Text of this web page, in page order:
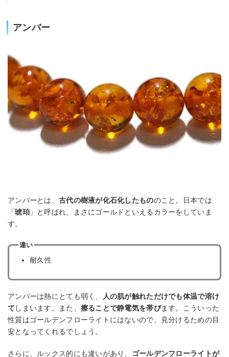
アンバー
アンバーとは、 古代の樹液が化石化したもののこと。日本では
「琥珀」と呼ばれ、まさにゴールドといえるカラーをしていま
す。
違い
耐久性
アンバーは熱にとても弱く、
人の肌が触れただけでも体温で溶け
て しまいます。また、 擦ることで静電気を帯びます。こういった
性質はゴールデンフローライトにはないので、見分けるための目
安となってくれるでしょう。
さらに、ルックス的にも違いがあり、 ゴールデンフローライトが